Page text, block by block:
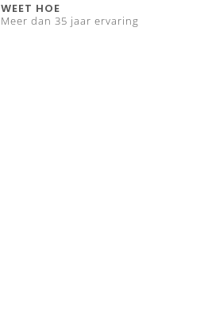
WEET HOE
Meer dan 35 jaar ervaring